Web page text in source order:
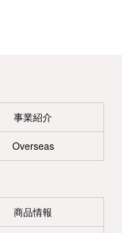
事業紹介
Overseas
商品情報